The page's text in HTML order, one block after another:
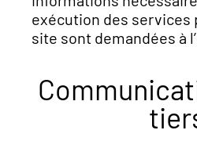
exécution des services
site sont demandées à